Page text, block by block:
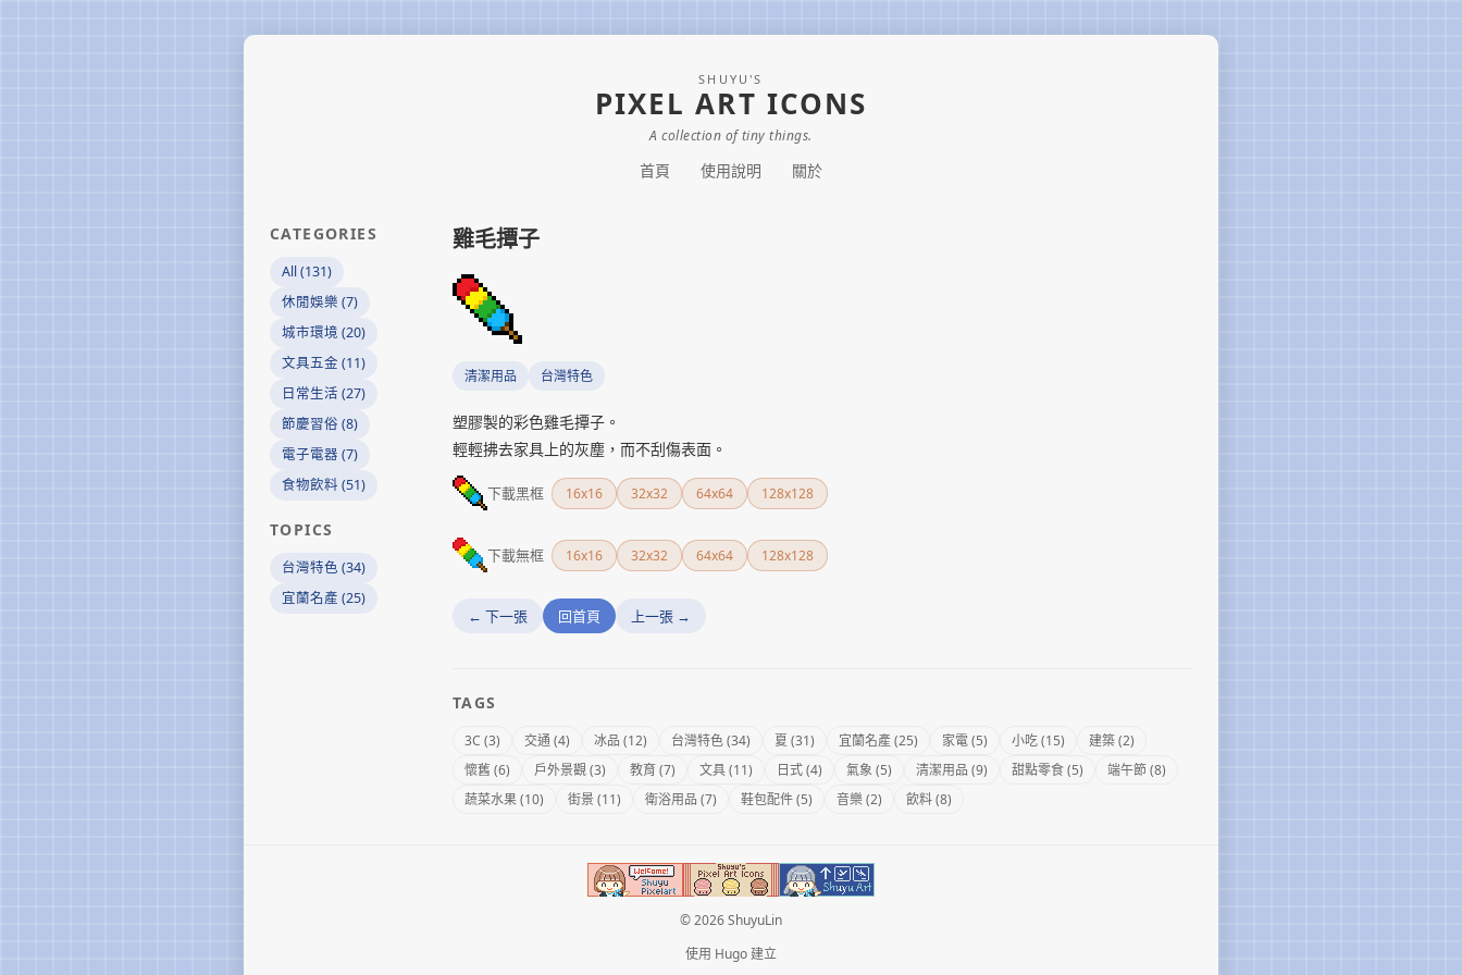
SHUYU'S
PIXEL ART ICONS
A collection of tiny things.
首頁 使用說明 關於
CATEGORIES
All (131)
休閒娛樂 (7)
城市環境 (20)
文具五金 (11)
日常生活 (27)
節慶習俗 (8)
電子電器 (7)
食物飲料 (51)
TOPICS
台灣特色 (34)
宜蘭名產 (25)
雞毛撢子
清潔用品 台灣特色
塑膠製的彩色雞毛撢子。
輕輕拂去家具上的灰塵，而不刮傷表面。
下載黑框 16x16 32x32 64x64 128x128
下載無框 16x16 32x32 64x64 128x128
← 下一張 回首頁 上一張 →
TAGS
3C (3) 交通 (4) 冰品 (12) 台灣特色 (34) 夏 (31) 宜蘭名產 (25) 家電 (5) 小吃 (15)
建築 (2)
懷舊 (6)
戶外景觀 (3) 教育 (7) 文具 (11) 日式 (4) 氣象 (5) 清潔用品 (9) 甜點零食 (5)
端午節 (8)
蔬菜水果 (10)
街景 (11) 衛浴用品 (7) 鞋包配件 (5) 音樂 (2) 飲料 (8)
© 2026 ShuyuLin
使用 Hugo建立